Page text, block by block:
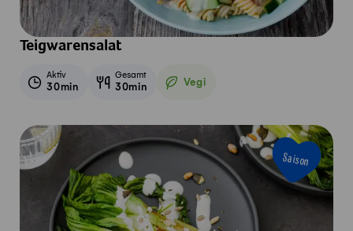
Teigwarensalat
Aktiv
30min
Gesamt
30min Vegi
Vegetarisch
Saison